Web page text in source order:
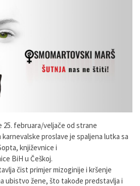
25. februara/veljače od strane
proslave je spaljena lutka sa
književnice i
BiH u Češkoj.
čist primjer mizoginije i kršenje
ubistvo žene, što takođe predstavlja i